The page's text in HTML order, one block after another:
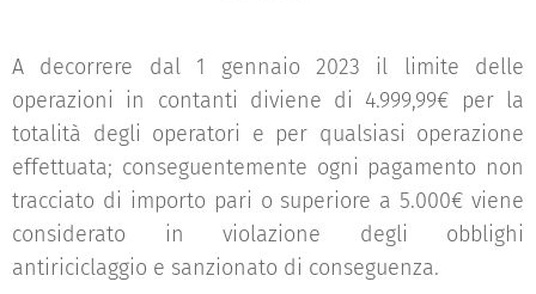
A decorrere dal 1 gennaio 2023 il limite delle
operazioni in contanti diviene di 4.999,99€ per la
totalità degli operatori e per qualsiasi operazione
effettuata; conseguentemente ogni pagamento non
tracciato di importo pari o superiore a 5.000€ viene
considerato in violazione degli obblighi
antiriciclaggio e sanzionato di conseguenza.